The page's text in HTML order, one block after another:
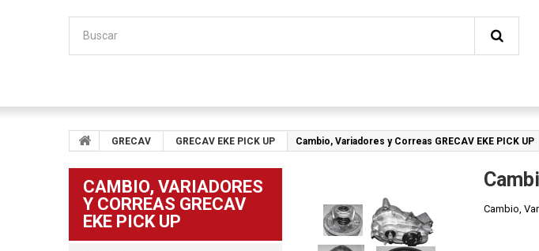
GRECAV GRECAV EKE PICK UP Cambio, Variadores y Correas GRECAV EKE PICK UP
CAMBIO, VARIADORES
Y CORREAS GRECAV
EKE PICK UP
Cambio,